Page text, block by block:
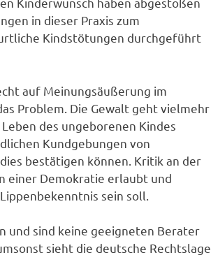
in dieser Praxis zum
Kindstötungen durchgeführt
auf Meinungsäußerung im
Problem. Die Gewalt geht vielmehr
des ungeborenen Kindes
Kundgebungen von
bestätigen können. Kritik an der
einer Demokratie erlaubt und
sein soll.
und sind keine geeigneten Berater
sieht die deutsche Rechtslage